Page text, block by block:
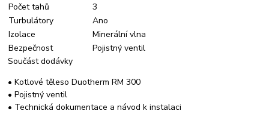
Počet tahů
3
Turbulátory
Ano
Izolace
Minerální vlna
Bezpečnost
Pojistný ventil
Součást dodávky
• Kotlové těleso Duotherm RM 300
• Pojistný ventil
• Technická dokumentace a návod k instalaci